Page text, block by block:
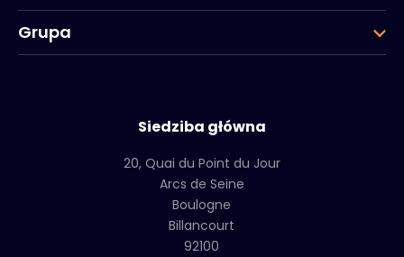
Grupa
Siedziba główna
20, Quai du Point du Jour
Arcs de Seine
Boulogne
Billancourt
92100